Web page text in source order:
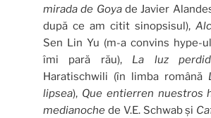
mirada de Goyade Javier
după ce am citit sinopsisul),
Sen Lin Yu (m-a convins hype-
îmi pară rău), La luz
Haratischwili (în limba română
lipsea), Que entierren nuestros
medianoche de V.E. Schwab și